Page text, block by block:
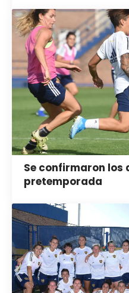
Se confirmaron los
pretemporada